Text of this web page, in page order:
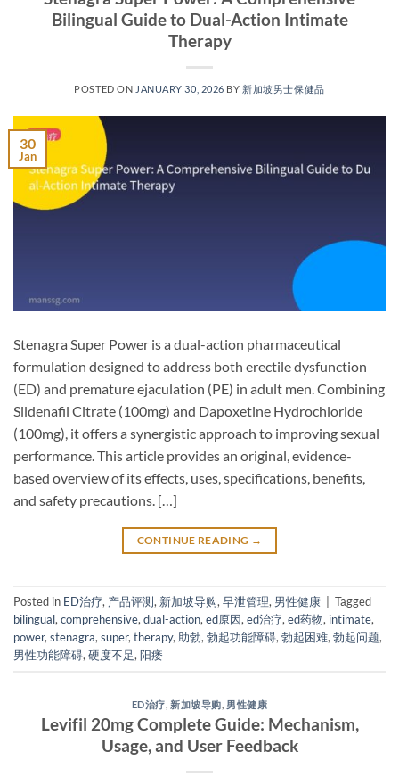
Bilingual Guide to Dual-Action Intimate
Therapy​
POSTED ON JANUARY 30, 2026 BY 新加坡男士保健品
30
Jan
Stenagra Super Power is a dual-action pharmaceutical
formulation designed to address both erectile dysfunction
(ED) and premature ejaculation (PE) in adult men. Combining
Sildenafil Citrate​ (100mg) and Dapoxetine Hydrochloride​
(100mg), it offers a synergistic approach to improving sexual
performance. This article provides an original, evidence-
based overview of its effects, uses, specifications, benefits,
and safety precautions. […]
CONTINUE READING →
Posted in ED治疗, 产品评测, 新加坡导购, 早泄管理, 男性健康
Tagged
bilingual, comprehensive, dual-action, ed原因, ed治疗, ed药物, intimate,
power, stenagra, super, therapy, 助勃, 勃起功能障碍, 勃起困难, 勃起问题,
男性功能障碍, 硬度不足, 阳痿
ED治疗 ,新加坡导购 男性健康
Levifil 20mg Complete Guide: Mechanism,
Usage, and User Feedback